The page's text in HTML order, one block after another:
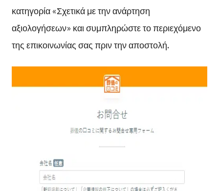
κατηγορία «Σχετικά με την ανάρτηση
αξιολογήσεων» και συμπληρώστε το περιεχόμενο
της επικοινωνίας σας πριν την αποστολή.